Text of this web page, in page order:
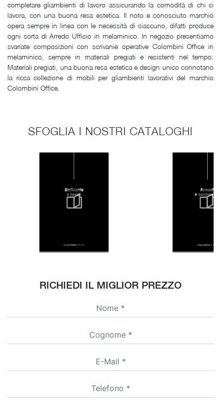
completare gliambienti di lavoro assicurando la comodità di chi ci
lavora, con una buona resa estetica. Il noto e conosciuto marchio
opera sempre in linea con le necessità di ciascuno, difatti produce
ogni sorta di Arredo Ufficio in melaminico. In negozio presentiamo
svariate composizioni con scrivanie operative Colombini Office in
melaminico, sempre in materiali pregiati e resistenti nel tempo.
Materiali pregiati, una buona resa estetica e design unico connotano
la ricca collezione di mobili per gliambienti lavorativi del marchio
Colombini Office.
SFOGLIA I NOSTRI CATALOGHI
RICHIEDI IL MIGLIOR PREZZO